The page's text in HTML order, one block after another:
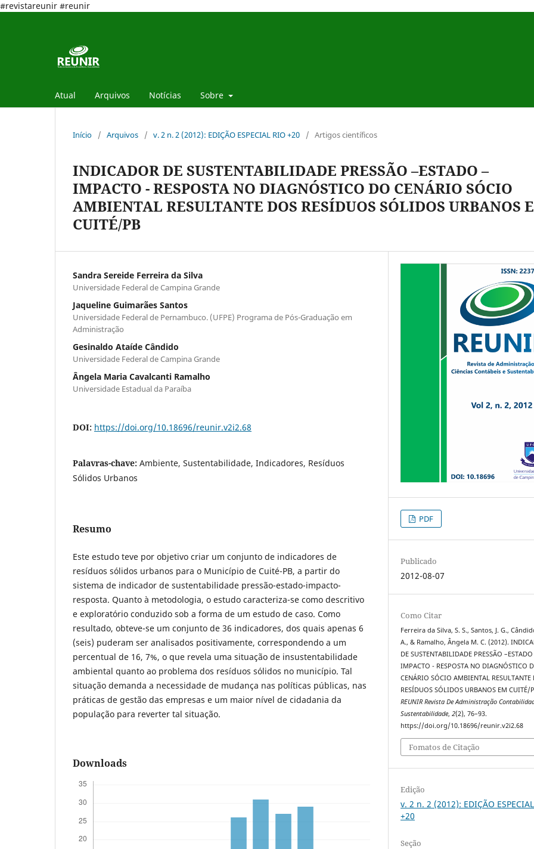
#revistareunir #reunir
Atual Arquivos Notícias Sobre
Início / Arquivos / v. 2 n. 2 (2012): EDIÇÃO ESPECIAL RIO +20 / Artigos científicos
INDICADOR DE SUSTENTABILIDADE PRESSÃO –ESTADO –
IMPACTO - RESPOSTA NO DIAGNÓSTICO DO CENÁRIO SÓCIO
AMBIENTAL RESULTANTE DOS RESÍDUOS SÓLIDOS URBANOS
CUITÉ/PB
Sandra Sereide Ferreira da Silva
Universidade Federal de Campina Grande
Jaqueline Guimarães Santos
Universidade Federal de Pernambuco. (UFPE) Programa de Pós-Graduação em
Administração
Gesinaldo Ataíde Cândido
Universidade Federal de Campina Grande
Ângela Maria Cavalcanti Ramalho
Universidade Estadual da Paraíba
DOI: https://doi.org/10.18696/reunir.v2i2.68
Palavras-chave: Ambiente, Sustentabilidade, Indicadores, Resíduos
Sólidos Urbanos
Resumo
Este estudo teve por objetivo criar um conjunto de indicadores de
resíduos sólidos urbanos para o Município de Cuité-PB, a partir do
sistema de indicador de sustentabilidade pressão-estado-impacto-
resposta. Quanto à metodologia, o estudo caracteriza-se como descritivo
e exploratório conduzido sob a forma de um estudo de caso. Como
resultado, obteve-se um conjunto de 36 indicadores, dos quais apenas 6
(seis) puderam ser analisados positivamente, correspondendo a um
percentual de 16, 7%, o que revela uma situação de insustentabilidade
ambiental quanto ao problema dos resíduos sólidos no município. Tal
situação demanda a necessidade de mudança nas políticas públicas, nas
práticas de gestão das empresas e um maior nível de cidadania da
população para reverter tal situação.
Downloads
PDF
Publicado
2012-08-07
Como Citar
Ferreira da Silva, S. S., Santos, J. G.,
A., & Ramalho, Ângela M. C. (2012).
DE SUSTENTABILIDADE PRESSÃO –ESTADO
IMPACTO - RESPOSTA NO DIAGNÓSTICO
CENÁRIO SÓCIO AMBIENTAL RESULTANTE
RESÍDUOS SÓLIDOS URBANOS EM CUITÉ/
REUNIR Revista De Administração
Sustentabilidade,2(2), 76–93.
https://doi.org/10.18696/reunir.v2i2.68
Fomatos de Citação
Edição
v. 2 n. 2 (2012): EDIÇÃO
+20
Seção